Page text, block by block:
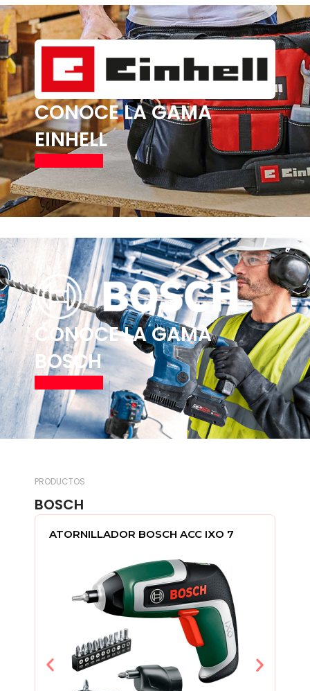
CONOCE LA GAMA
EINHELL
CONOCE LA GAMA
BOSCH
PRODUCTOS
BOSCH
ATORNILLADOR BOSCH ACC IXO 7